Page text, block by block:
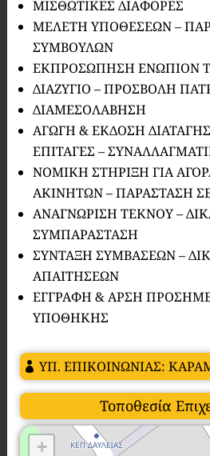
ΜΙΣΘΩΤΙΚΕΣ ΔΙΑΦΟΡΕΣ
ΜΕΛΕΤΗ ΥΠΟΘΕΣΕΩΝ –
ΣΥΜΒΟΥΛΩΝ
ΕΚΠΡΟΣΩΠΗΣΗ ΕΝΩΠΙΟΝ
ΔΙΑΖΥΓΙΟ – ΠΡΟΣΒΟΛΗ
ΔΙΑΜΕΣΟΛΑΒΗΣΗ
ΑΓΩΓΗ & ΕΚΔΟΣΗ
ΕΠΙΤΑΓΕΣ –
ΝΟΜΙΚΗ ΣΤΗΡΙΞΗ ΓΙΑ
ΑΚΙΝΗΤΩΝ – ΠΑΡΑΣΤΑΣΗ
ΑΝΑΓΝΩΡΙΣΗ ΤΕΚΝΟΥ –
ΣΥΜΠΑΡΑΣΤΑΣΗ
ΣΥΝΤΑΞΗ ΣΥΜΒΑΣΕΩΝ –
ΑΠΑΙΤΗΣΕΩΝ
ΕΓΓΡΑΦΗ & ΑΡΣΗ
ΥΠΟΘΗΚΗΣ
ΥΠ. ΕΠΙΚΟΙΝΩΝΙΑΣ:
Τοποθεσία
+